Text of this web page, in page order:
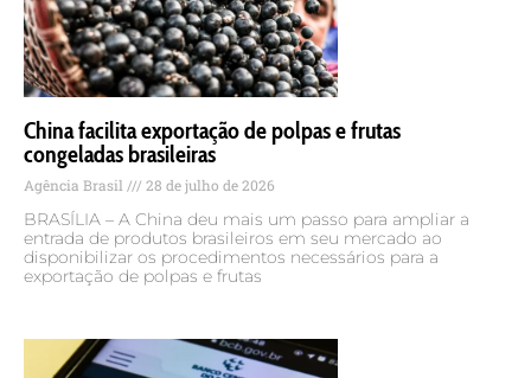
China facilita exportação de polpas e frutas
congeladas brasileiras
Agência Brasil 28 de julho de 2026
BRASÍLIA – A China deu mais um passo para ampliar a
entrada de produtos brasileiros em seu mercado ao
disponibilizar os procedimentos necessários para a
exportação de polpas e frutas